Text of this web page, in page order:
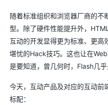
随着标准组织和浏览器厂商的不
型。除了硬件性能提升外，
互动的开发显得更为标准、更高
堪忧的Hack技巧。这也让在
是要知道，曾几何时，Flash几乎
今天，互动产品及对应的互动前
标配：